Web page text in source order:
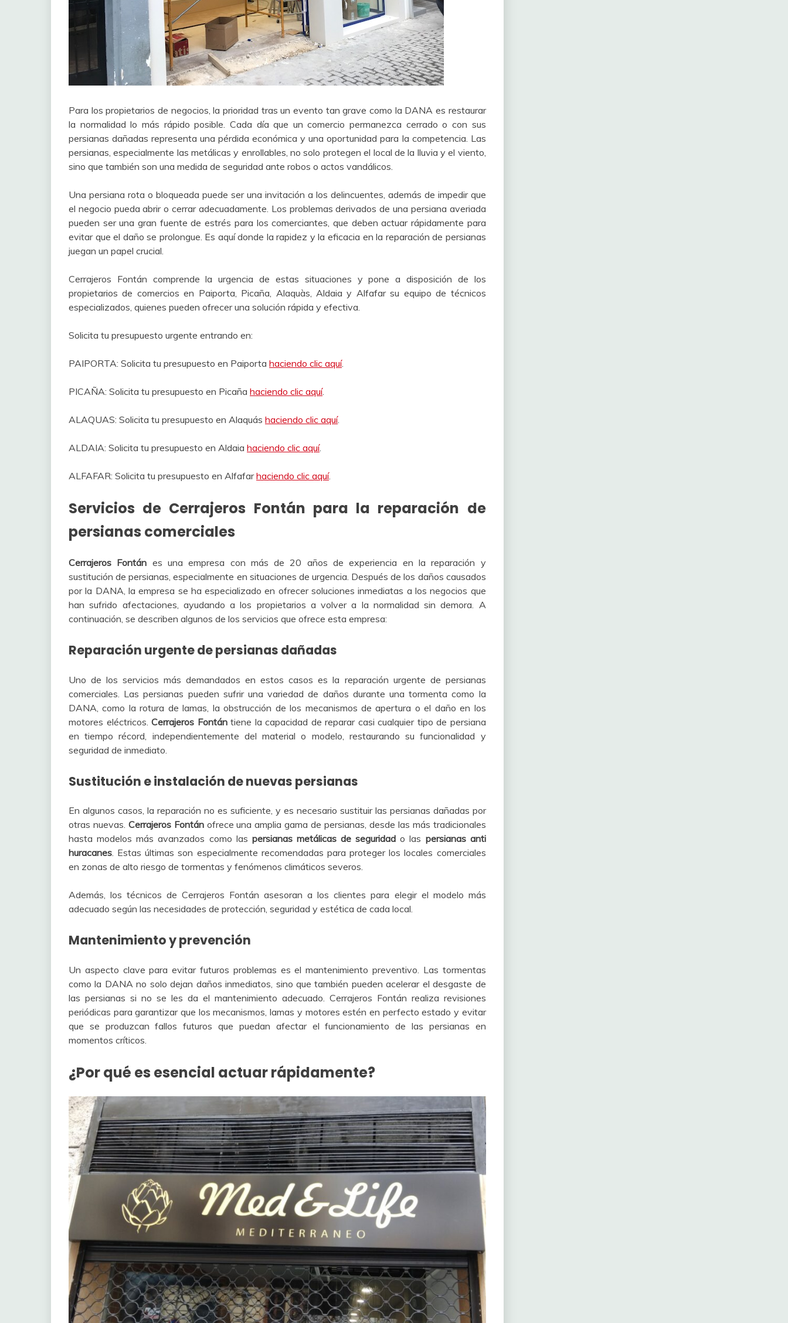
Para los propietarios de negocios, la prioridad tras un evento tan grave como la DANA es restaurar
la normalidad lo más rápido posible. Cada día que un comercio permanezca cerrado o con sus
persianas dañadas representa una pérdida económica y una oportunidad para la competencia. Las
persianas, especialmente las metálicas y enrollables, no solo protegen el local de la lluvia y el viento,
sino que también son una medida de seguridad ante robos o actos vandálicos.
Una persiana rota o bloqueada puede ser una invitación a los delincuentes, además de impedir que
el negocio pueda abrir o cerrar adecuadamente. Los problemas derivados de una persiana averiada
pueden ser una gran fuente de estrés para los comerciantes, que deben actuar rápidamente para
evitar que el daño se prolongue. Es aquí donde la rapidez y la eficacia en la reparación de persianas
juegan un papel crucial.
Cerrajeros Fontán comprende la urgencia de estas situaciones y pone a disposición de los
propietarios de comercios en Paiporta, Picaña, Alaquàs, Aldaia y Alfafar su equipo de técnicos
especializados, quienes pueden ofrecer una solución rápida y efectiva.
Solicita tu presupuesto urgente entrando en:
PAIPORTA: Solicita tu presupuesto en Paiporta haciendo clic aquí.
PICAÑA: Solicita tu presupuesto en Picaña haciendo clic aquí.
ALAQUAS: Solicita tu presupuesto en Alaquás haciendo clic aquí.
ALDAIA: Solicita tu presupuesto en Aldaia haciendo clic aquí.
ALFAFAR: Solicita tu presupuesto en Alfafarhaciendo clic aquí.
Servicios de Cerrajeros Fontán para la reparación de
persianas comerciales
Cerrajeros Fontán es una empresa con más de 20 años de experiencia en la reparación y
sustitución de persianas, especialmente en situaciones de urgencia. Después de los daños causados
por la DANA, la empresa se ha especializado en ofrecer soluciones inmediatas a los negocios que
han sufrido afectaciones, ayudando a los propietarios a volver a la normalidad sin demora. A
continuación, se describen algunos de los servicios que ofrece esta empresa:
Reparación urgente de persianas dañadas
Uno de los servicios más demandados en estos casos es la reparación urgente de persianas
comerciales. Las persianas pueden sufrir una variedad de daños durante una tormenta como la
DANA, como la rotura de lamas, la obstrucción de los mecanismos de apertura o el daño en los
motores eléctricos.Cerrajeros Fontántiene la capacidad de reparar casi cualquier tipo de persiana
en tiempo récord, independientemente del material o modelo, restaurando su funcionalidad y
seguridad de inmediato.
Sustitución e instalación de nuevas persianas
En algunos casos, la reparación no es suficiente, y es necesario sustituir las persianas dañadas por
otras nuevas. Cerrajeros Fontánofrece una amplia gama de persianas, desde las más tradicionales
hasta modelos más avanzados como las persianas metálicas de seguridad o las persianas anti
huracanes. Estas últimas son especialmente recomendadas para proteger los locales comerciales
en zonas de alto riesgo de tormentas y fenómenos climáticos severos.
Además, los técnicos de Cerrajeros Fontán asesoran a los clientes para elegir el modelo más
adecuado según las necesidades de protección, seguridad y estética de cada local.
Mantenimiento y prevención
Un aspecto clave para evitar futuros problemas es el mantenimiento preventivo. Las tormentas
como la DANA no solo dejan daños inmediatos, sino que también pueden acelerar el desgaste de
las persianas si no se les da el mantenimiento adecuado. Cerrajeros Fontán realiza revisiones
periódicas para garantizar que los mecanismos, lamas y motores estén en perfecto estado y evitar
que se produzcan fallos futuros que puedan afectar el funcionamiento de las persianas en
momentos críticos.
¿Por qué es esencial actuar rápidamente?